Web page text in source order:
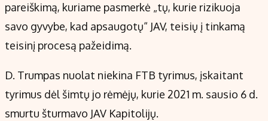
pareiškimą, kuriame pasmerkė „tų, kurie rizikuoja
savo gyvybe, kad apsaugotų“ JAV, teisių į tinkamą
teisinį procesą pažeidimą.
D. Trumpas nuolat niekina FTB tyrimus, įskaitant
tyrimus dėl šimtų jo rėmėjų, kurie 2021 m. sausio 6 d.
smurtu šturmavo JAV Kapitolijų.